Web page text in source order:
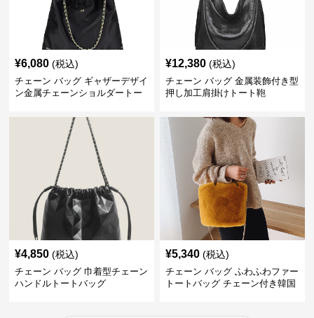
¥6,080 (税込)
チェーン バッグ ギャザーデザイ
ン金属チェーンショルダートー
¥12,380 (税込)
チェーン バッグ 金属装飾付き型
押し加工肩掛けトート鞄
¥4,850 (税込)
チェーン バッグ 巾着型チェーン
ハンドルトートバッグ
¥5,340 (税込)
チェーン バッグ ふわふわファー
トートバッグ チェーン付き韓国